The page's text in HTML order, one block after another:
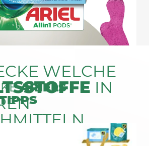
WELCHE
IN
SIND
ARIELS